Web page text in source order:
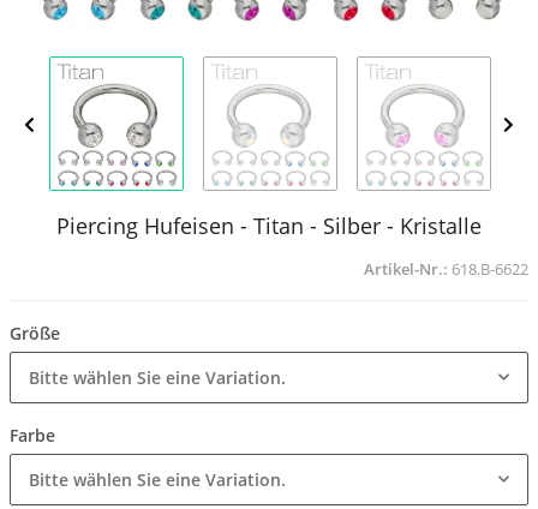
Piercing Hufeisen - Titan - Silber - Kristalle
Artikel-Nr.: 618.B-6622
Größe
Bitte wählen Sie eine Variation.
Farbe
Bitte wählen Sie eine Variation.